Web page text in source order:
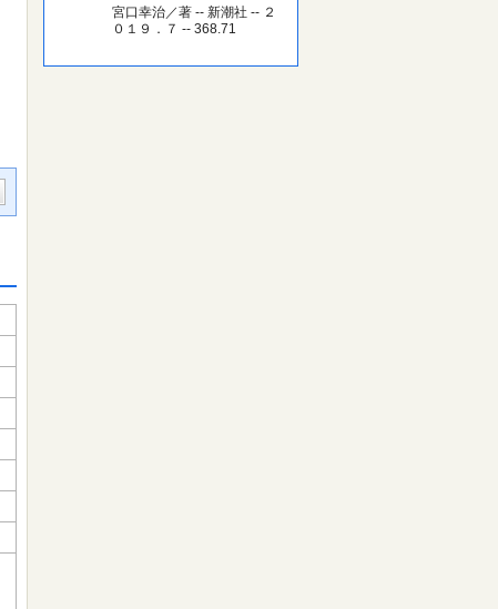
宮口幸治／著 -- 新潮社 -- ２
０１９．７ -- 368.71